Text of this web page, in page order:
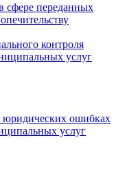
сфере переданных
контроля
услуг
ошибках
услуг